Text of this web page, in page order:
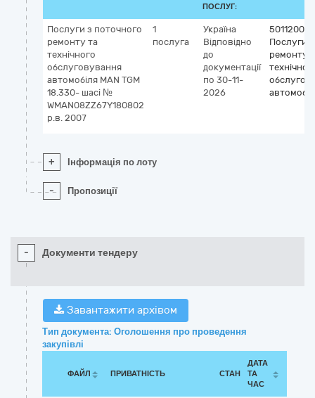
ПОСЛУГ:
Послуги з поточного
ремонту та
технічного
обслуговування
автомобіля MAN TGM
18.330- шасі №
WMAN08ZZ67Y180802
р.в. 2007
1
послуга
Україна
Відповідно
до
документації
по 30-11-
2026
Послуги з
ремонту і
+ Інформація по лоту
- Пропозиції
- Документи тендеру
Завантажити архівом
Тип документа: Оголошення про проведення
закупівлі
ФАЙЛ ПРИВАТНІСТЬ СТАН
ДАТА
ТА
ЧАС